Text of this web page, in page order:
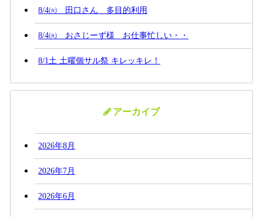
8/4㈫ 田口さん 多目的利用
8/4㈫ おさじーず様 お仕事忙しい・・
8/1土 土曜個サル祭 キレッキレ！
アーカイブ
2026年8月
2026年7月
2026年6月